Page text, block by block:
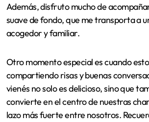
Además, disfruto mucho de
suave de fondo, que me transporta a
acogedor y familiar.
Otro momento especial es cuando
compartiendo risas y buenas
vienés no solo es delicioso, sino que
convierte en el centro de nuestras
lazo más fuerte entre nosotros.